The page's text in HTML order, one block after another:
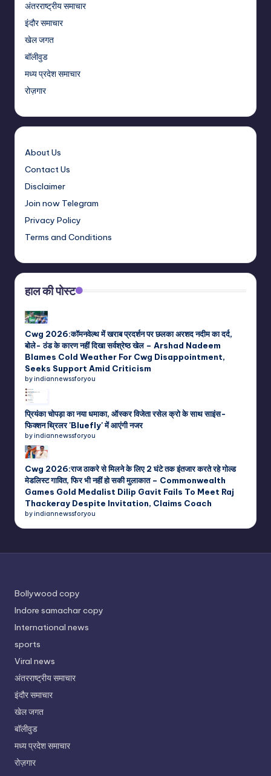
अंतरराष्ट्रीय समाचार
इंदौर समाचार
खेल जगत
बॉलीवुड
मध्य प्रदेश समाचार
रोज़गार
About Us
Contact Us
Disclaimer
Join now Telegram
Privacy Policy
Terms and Conditions
हाल की पोस्ट
Cwg 2026:कॉमनवेल्थ में खराब प्रदर्शन पर छलका अरशद नदीम का दर्द,
बोले- ठंड के कारण नहीं दिखा सर्वश्रेष्ठ खेल – Arshad Nadeem
Blames Cold Weather For Cwg Disappointment,
Seeks Support Amid Criticism
by indiannewssforyou
प्रियंका चोपड़ा का नया धमाका, ऑस्कर विजेता रसेल क्रो के साथ साइंस-
फिक्शन थ्रिलर 'Bluefly' में आएंगी नजर
by indiannewssforyou
Cwg 2026:राज ठाकरे से मिलने के लिए 2 घंटे तक इंतजार करते रहे गोल्ड
मेडलिस्ट गावित, फिर भी नहीं हो सकी मुलाकात – Commonwealth
Games Gold Medalist Dilip Gavit Fails To Meet Raj
Thackeray Despite Invitation, Claims Coach
by indiannewssforyou
Bollywood copy
Indore samachar copy
International news
sports
Viral news
अंतरराष्ट्रीय समाचार
इंदौर समाचार
खेल जगत
बॉलीवुड
मध्य प्रदेश समाचार
रोज़गार